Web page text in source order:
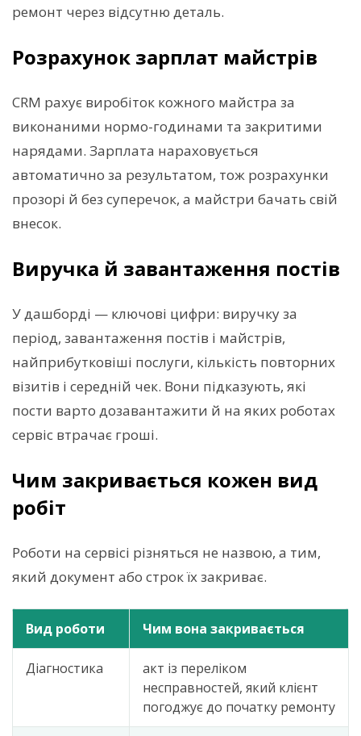
ремонт через відсутню деталь.
Розрахунок зарплат майстрів
CRM рахує виробіток кожного майстра за
виконаними нормо-годинами та закритими
нарядами. Зарплата нараховується
автоматично за результатом, тож розрахунки
прозорі й без суперечок, а майстри бачать свій
внесок.
Виручка й завантаження постів
У дашборді — ключові цифри: виручку за
період, завантаження постів і майстрів,
найприбутковіші послуги, кількість повторних
візитів і середній чек. Вони підказують, які
пости варто дозавантажити й на яких роботах
сервіс втрачає гроші.
Чим закривається кожен вид
робіт
Роботи на сервісі різняться не назвою, а тим,
який документ або строк їх закриває.
Вид роботи Чим вона закривається
Діагностика
акт із переліком
несправностей, який клієнт
погоджує до початку ремонту